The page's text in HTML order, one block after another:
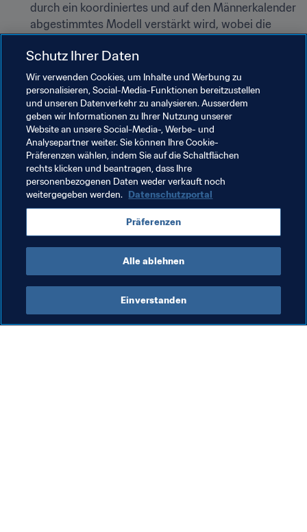
durch ein koordiniertes und auf den Männerkalender
abgestimmtes Modell verstärkt wird, wobei die
Frauenfussballs im Vergleich zum Männerfussballs
berücksichtigt werden.
Änderungen am Jugendkalender und in
Altersklassen würden sich positiv auf die
Entwicklung und das Gleichgewicht im Wettbewerb
der Jugendnationalmannschaften aller Kontinente
auswirken.
Verwandte Themen
Organisation
Schutz Ihrer Daten
Wir verwenden Cookies, um Inhalte und Werbung zu
personalisieren, Social-Media-Funktionen bereitzustellen
und unseren Datenverkehr zu analysieren. Ausserdem
geben wir Informationen zu Ihrer Nutzung unserer
Website an unsere Social-Media-, Werbe- und
Analysepartner weiter. Sie können Ihre Cookie-
Präferenzen wählen, indem Sie auf die Schaltflächen
rechts klicken und beantragen, dass Ihre
personenbezogenen Daten weder verkauft noch
weitergegeben werden. Datenschutzportal
Präferenzen
Alle ablehnen
Einverstanden